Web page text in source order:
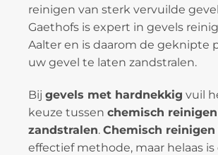
reinigen van sterk vervuilde
Gaethofs is expert in gevels
Aalter en is daarom de geknipte
uw gevel te laten zandstralen.
Bij gevels met hardnekkig vuil
keuze tussen chemisch reinigen
zandstralen. Chemisch reinigen
effectief methode, maar helaas is